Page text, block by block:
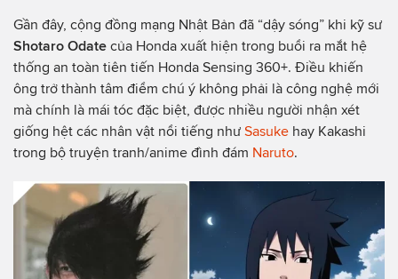
Gần đây, cộng đồng mạng Nhật Bản đã “dậy sóng” khi kỹ sư
Shotaro Odate của Honda xuất hiện trong buổi ra mắt hệ
thống an toàn tiên tiến Honda Sensing 360+. Điều khiến
ông trở thành tâm điểm chú ý không phải là công nghệ mới
mà chính là mái tóc đặc biệt, được nhiều người nhận xét
giống hệt các nhân vật nổi tiếng như Sasuke hay Kakashi
trong bộ truyện tranh/anime đình đám Naruto.